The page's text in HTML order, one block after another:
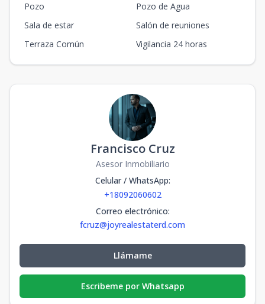
Pozo
Pozo de Agua
Sala de estar
Salón de reuniones
Terraza Común
Vigilancia 24 horas
Francisco Cruz
Asesor Inmobiliario
Celular / WhatsApp:
+18092060602
Correo electrónico:
fcruz@joyrealestaterd.com
Llámame
Escribeme por Whatsapp